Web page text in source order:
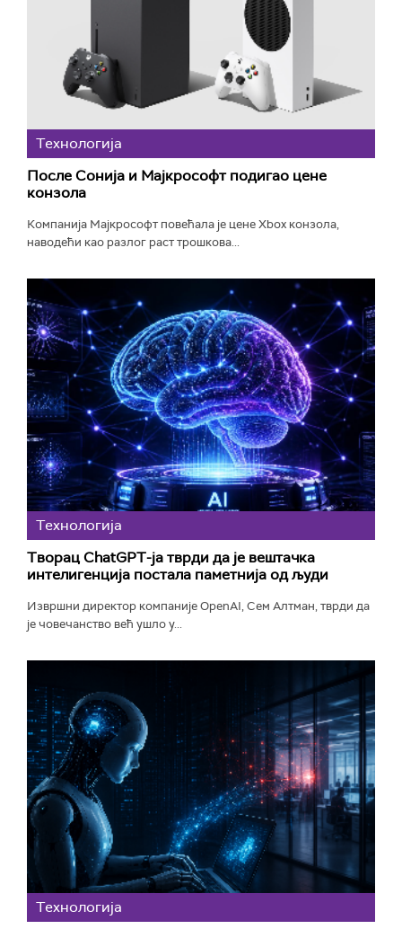
Технологијa
После Сонија и Мајкрософт подигао цене
конзола
Компанија Мајкрософт повећала је цене Xbox конзола,
наводећи као разлог раст трошкова...
Технологијa
Творац ChatGPT-ја тврди да је вештачка
интелигенција постала паметнија од људи
Извршни директор компаније OpenAI, Сем Алтман, тврди да
је човечанство већ ушло у...
Технологијa